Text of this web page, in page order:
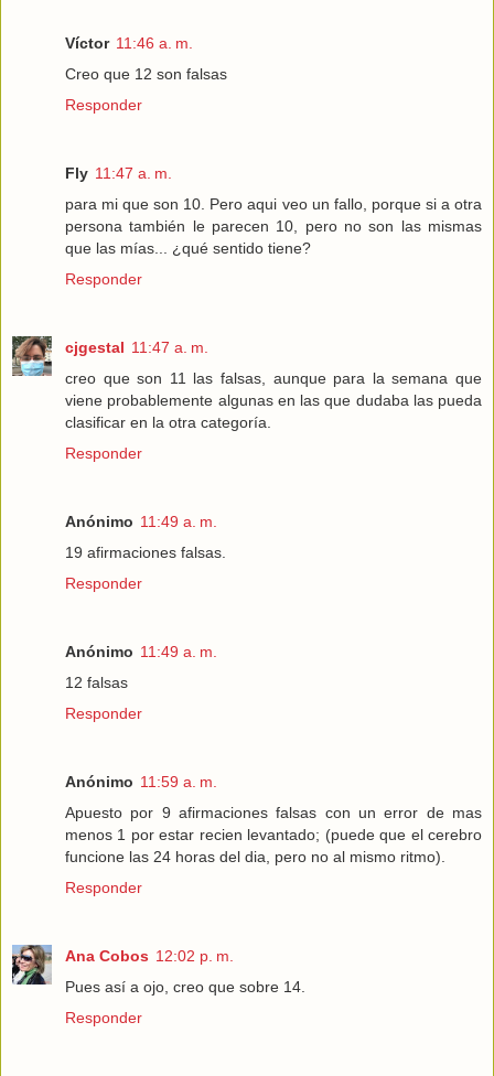
Víctor 11:46 a. m.
Creo que 12 son falsas
Responder
Fly 11:47 a. m.
para mi que son 10. Pero aqui veo un fallo, porque si a otra
persona también le parecen 10, pero no son las mismas
que las mías... ¿qué sentido tiene?
Responder
cjgestal 11:47 a. m.
creo que son 11 las falsas, aunque para la semana que
viene probablemente algunas en las que dudaba las pueda
clasificar en la otra categoría.
Responder
Anónimo 11:49 a. m.
19 afirmaciones falsas.
Responder
Anónimo 11:49 a. m.
12 falsas
Responder
Anónimo 11:59 a. m.
Apuesto por 9 afirmaciones falsas con un error de mas
menos 1 por estar recien levantado; (puede que el cerebro
funcione las 24 horas del dia, pero no al mismo ritmo).
Responder
Ana Cobos 12:02 p. m.
Pues así a ojo, creo que sobre 14.
Responder